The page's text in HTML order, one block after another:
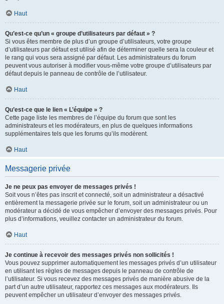
Haut
Qu’est-ce qu’un « groupe d’utilisateurs par défaut » ?
Si vous êtes membre de plus d’un groupe d’utilisateurs, votre groupe
d’utilisateurs par défaut est utilisé afin de déterminer quelle sera la couleur et
le rang qui vous sera assigné par défaut. Les administrateurs du forum
peuvent vous autoriser à modifier vous-même votre groupe d’utilisateurs par
défaut depuis le panneau de contrôle de l’utilisateur.
Haut
Qu’est-ce que le lien « L’équipe » ?
Cette page liste les membres de l’équipe du forum que sont les
administrateurs et les modérateurs, en plus de quelques informations
supplémentaires tels que les forums qu’ils modèrent.
Haut
Messagerie privée
Je ne peux pas envoyer de messages privés !
Soit vous n’êtes pas inscrit et connecté, soit un administrateur a désactivé
entièrement la messagerie privée sur le forum, soit un administrateur ou un
modérateur a décidé de vous empêcher d’envoyer des messages privés. Pour
plus d’informations, veuillez contacter un administrateur du forum.
Haut
Je continue à recevoir des messages privés non sollicités !
Vous pouvez supprimer automatiquement les messages privés d’un utilisateur
en utilisant les règles de messages depuis le panneau de contrôle de
l’utilisateur. Si vous recevez des messages privés de manière abusive de la
part d’un autre utilisateur, rapportez ces messages aux modérateurs. Ils
peuvent empêcher un utilisateur d’envoyer des messages privés.